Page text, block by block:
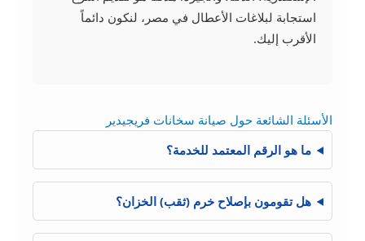
استجابة لبلاغات الأعطال في مصر، لنكون دائماً
الأقرب إليك.
الأسئلة الشائعة حول صيانة سخانات فريجيدير
ما هو الرقم المعتمد للخدمة؟
هل تقومون بإصلاح خرم (ثقب) الخزان؟